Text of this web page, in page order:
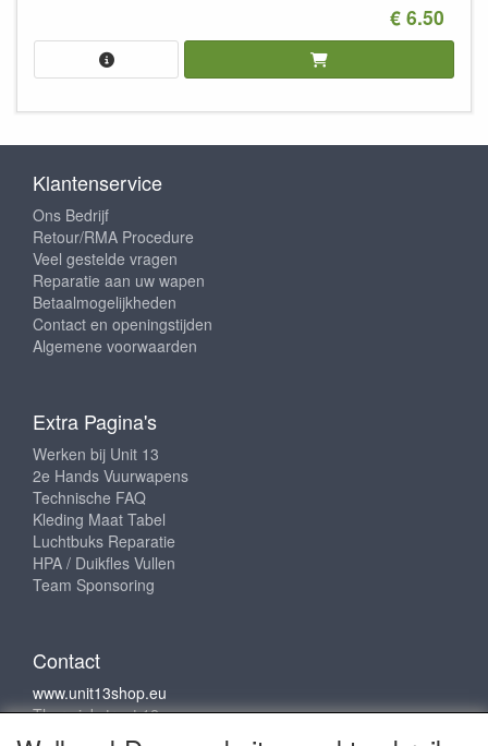
€ 6.50
Klantenservice
Ons Bedrijf
Retour/RMA Procedure
Veel gestelde vragen
Reparatie aan uw wapen
Betaalmogelijkheden
Contact en openingstijden
Algemene voorwaarden
Extra Pagina's
Werken bij Unit 13
2e Hands Vuurwapens
Technische FAQ
Kleding Maat Tabel
Luchtbuks Reparatie
HPA / Duikfles Vullen
Team Sponsoring
Contact
www.unit13shop.eu
Thermiekstraat 12
6361 HB Nuth